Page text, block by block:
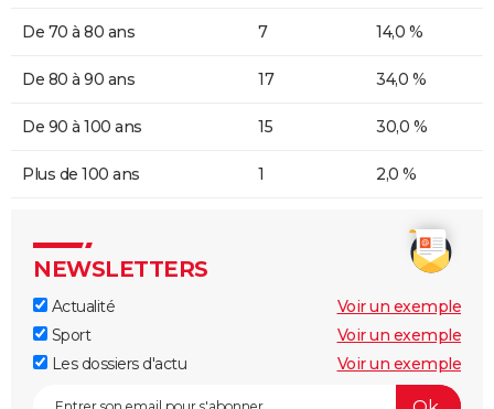
De 70 à 80 ans 7 14,0 %
De 80 à 90 ans 17 34,0 %
De 90 à 100 ans 15 30,0 %
Plus de 100 ans 1 2,0 %
NEWSLETTERS
Actualité
Voir un exemple
Sport
Voir un exemple
Les dossiers d'actu
Voir un exemple